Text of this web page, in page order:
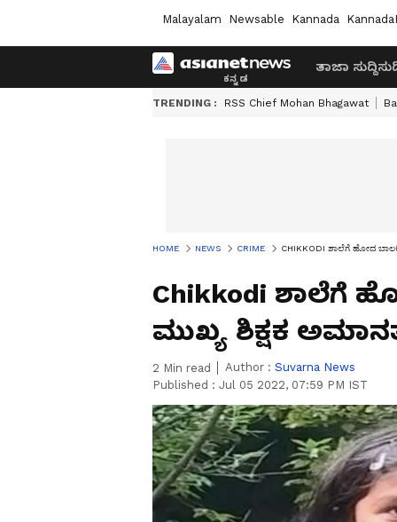
Malayalam Newsable Kannada
ತಾಜಾ ಸುದ್ದಿ
TRENDING : RSS Chief Mohan Bhagawat
HOME NEWS CRIME CHIKKODI ಶಾಲೆಗೆ ಹೋದ
Chikkodi ಶಾಲೆಗೆ
ಮುಖ್ಯ ಶಿಕ್ಷಕ
2 Min read Author : Suvarna News
Published : Jul 05 2022, 07:59 PM IST